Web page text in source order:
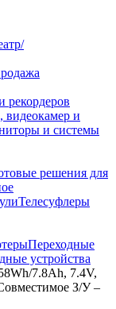
рекордеров
видеокамер и
и системы
решения для
Телесуфлеры
Переходные
устройства
7.8Ah, 7.4V,
З/У –